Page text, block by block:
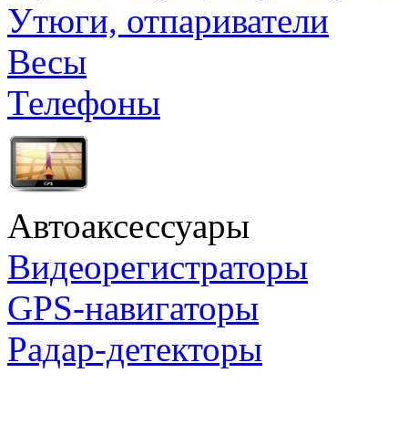
Утюги, отпариватели
Весы
Телефоны
Автоаксессуары
Видеорегистраторы
GPS-навигаторы
Радар-детекторы